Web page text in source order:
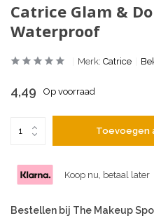
Catrice Glam &
Waterproof
Merk: Catrice
4,49 Op voorraad
Toevoegen
Koop nu, betaal later
Bestellen bij The Makeup